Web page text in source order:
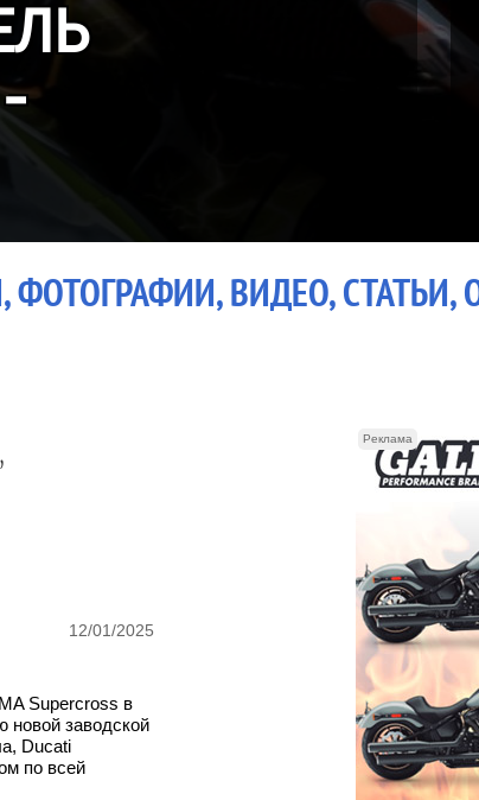
ФОТОГРАФИИ, ВИДЕО,
12/01/2025
Supercross в
новой заводской
Ducati
по всей
Реклама